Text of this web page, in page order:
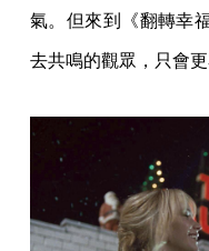
氣。但來到《翻轉幸
去共鳴的觀眾，只會更